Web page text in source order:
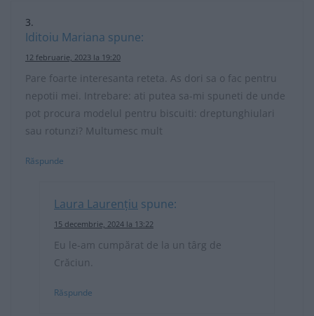
Iditoiu Mariana spune:
12 februarie, 2023 la 19:20
Pare foarte interesanta reteta. As dori sa o fac pentru
nepotii mei. Intrebare: ati putea sa-mi spuneti de unde
pot procura modelul pentru biscuiti: dreptunghiulari
sau rotunzi? Multumesc mult
Răspunde
Laura Laurențiu spune:
15 decembrie, 2024 la 13:22
Eu le-am cumpărat de la un târg de
Crăciun.
Răspunde